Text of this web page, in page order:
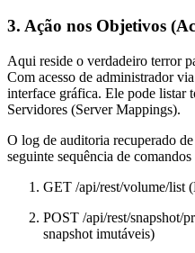
3. Ação nos Objetivos
Aqui reside o verdadeiro terror
Com acesso de administrador
interface gráfica. Ele pode listar
Servidores (Server Mappings).
O log de auditoria recuperado
seguinte sequência de
GET /api/rest/volume/list
POST /api/rest/snapshot/
snapshot imutáveis)